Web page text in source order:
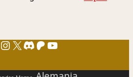
X Discord
Patreon
YouTube